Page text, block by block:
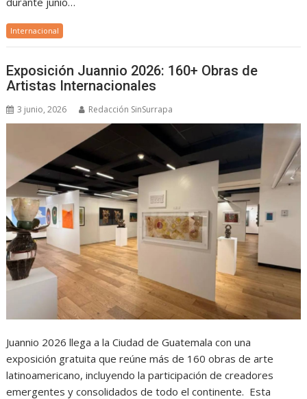
Internacional
Exposición Juannio 2026: 160+ Obras de
Artistas Internacionales
3 junio, 2026 Redacción SinSurrapa
Juannio 2026 llega a la Ciudad de Guatemala con una
exposición gratuita que reúne más de 160 obras de arte
latinoamericano, incluyendo la participación de creadores
emergentes y consolidados de todo el continente. Esta